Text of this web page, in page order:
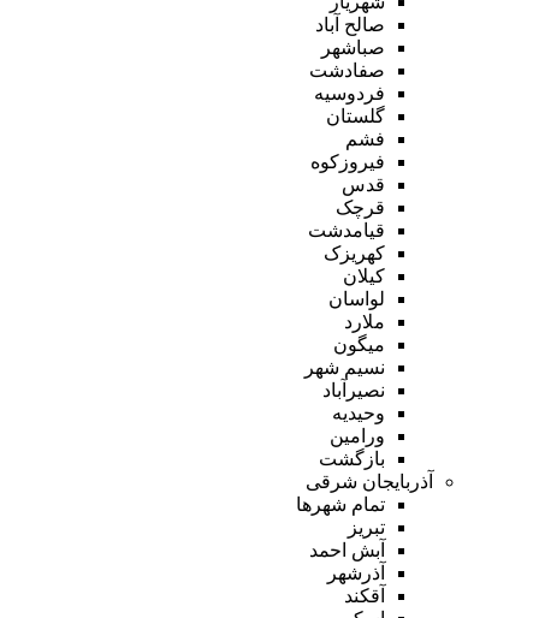
صالح آباد
صباشهر
صفادشت
فردوسیه
گلستان
فشم
فیروزکوه
قدس
قرچک
قیامدشت
کهریزک
کیلان
لواسان
ملارد
میگون
نسیم شهر
نصیرآباد
وحیدیه
ورامین
بازگشت
آذربایجان شرقی
تمام شهر‌ها
تبریز
آبش احمد
آذرشهر
آقکند